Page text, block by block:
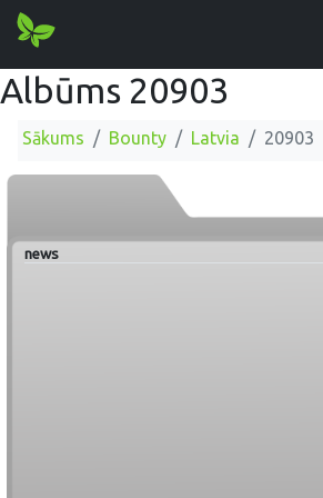
Albūms 20903
Sākums Bounty Latvia 20903
news